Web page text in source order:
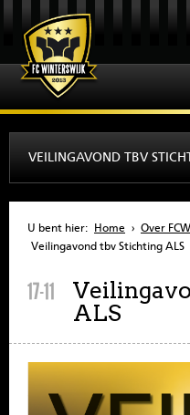
OVER FCW
INFORMATIE
VEILINGAVOND TBV
U bent hier: Home › Over FCW
Veilingavond tbv Stichting ALS
17-11
ALS